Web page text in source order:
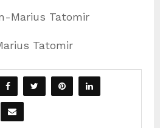
Marius Tatomir
Tatomir